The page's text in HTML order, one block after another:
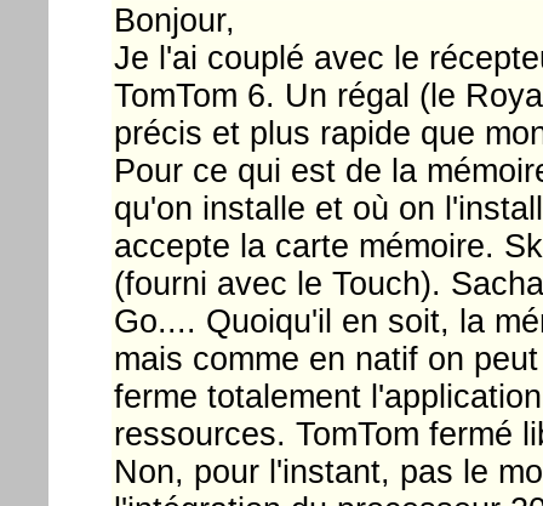
Bonjour,
Je l'ai couplé avec le
TomTom 6. Un régal (le
précis et plus rapide que
Pour ce qui est de la
qu'on installe et où on
accepte la carte mémoire.
(fourni avec le Touch).
Go.... Quoiqu'il en soit, la
mais comme en natif on
ferme totalement
ressources. TomTom fermé
Non, pour l'instant, pas le